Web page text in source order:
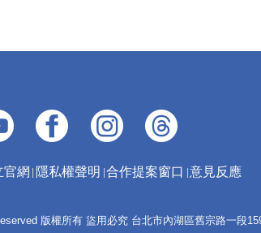
官網 隱私權聲明 合作提案窗口 意見反應
版權所有 盜用必究 台北市內湖區舊宗路一段